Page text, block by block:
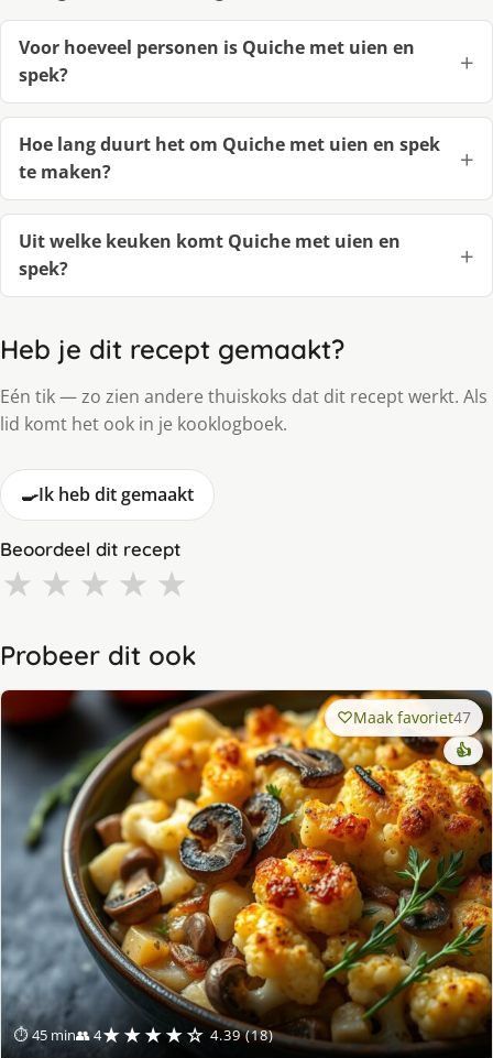
Voor hoeveel personen is Quiche met uien en
spek?
Hoe lang duurt het om Quiche met uien en spek
te maken?
Uit welke keuken komt Quiche met uien en
spek?
Heb je dit recept gemaakt?
Eén tik — zo zien andere thuiskoks dat dit recept werkt. Als
lid komt het ook in je kooklogboek.
🍳Ik heb dit gemaakt
Beoordeel dit recept
★ ★ ★ ★ ★
Probeer dit ook
⏱ 45 min👥 4★★★★☆ 4.39 (18)
Maak favoriet47
👍